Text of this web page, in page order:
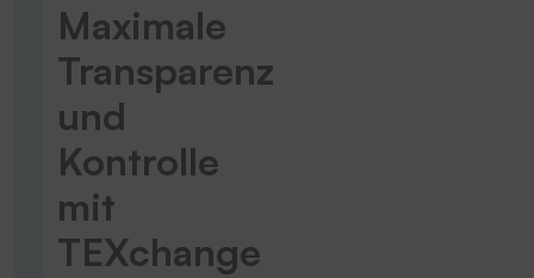
Maximale
Transparenz
und
Kontrolle
mit
TEXchange